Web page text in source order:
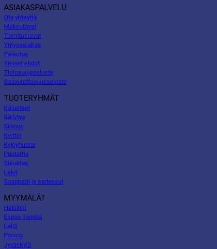
ASIAKASPALVELU
Ota yhteyttä
Maksutavat
Toimitustavat
Yritysasiakas
Palautus
Yleiset ehdot
Tietosuojaseloste
Saavutettavuusseloste
TUOTERYHMÄT
Kalusteet
Säilytys
Siivous
Keittiö
Kylpyhuone
Puutarha
Sisustus
Lelut
Saappaat ja sadeasut
MYYMÄLÄT
Helsinki
Espoo Tapiola
Lahti
Porvoo
Jyväskylä